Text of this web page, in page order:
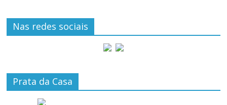
Nas redes sociais
Prata da Casa